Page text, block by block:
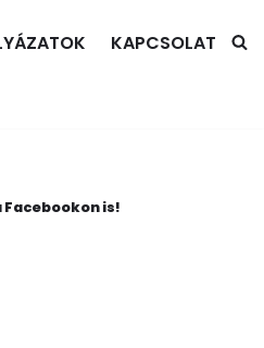
KAPCSOLAT
is!